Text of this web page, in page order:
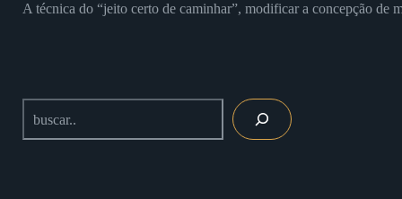
A técnica do “jeito certo de caminhar”, modificar a concepção de